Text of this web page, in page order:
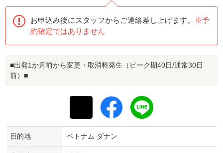
お申込み後にスタッフからご連絡差し上げます。
※予
約確定ではありません
■出発1か月前から変更・取消料発生（ピーク期40日/通常30日
前）■
目的地 ベトナム ダナン